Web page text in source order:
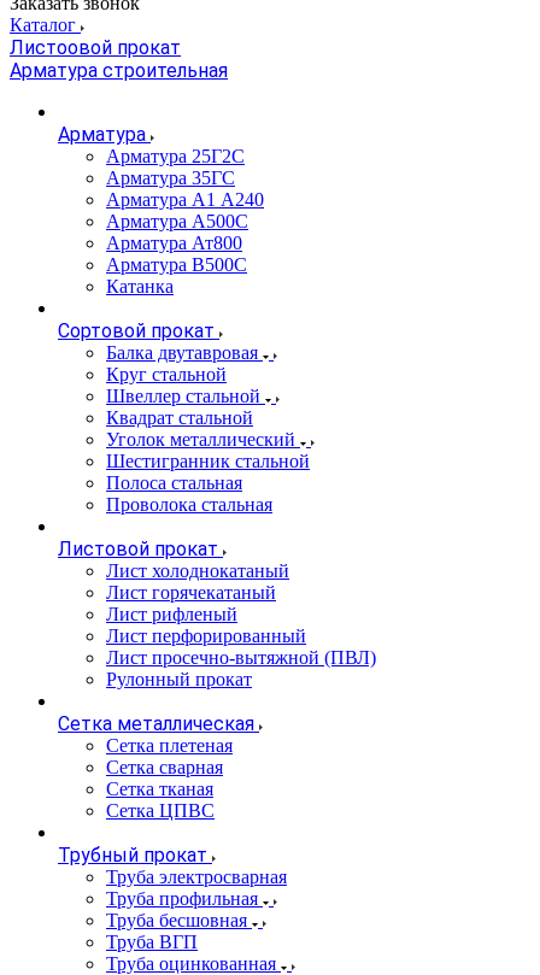
Каталог
Листоовой прокат
Арматура строительная
Арматура
Арматура 25Г2С
Арматура 35ГС
Арматура А1 А240
Арматура А500С
Арматура Ат800
Арматура В500С
Катанка
Сортовой прокат
Балка двутавровая
Круг стальной
Швеллер стальной
Квадрат стальной
Уголок металлический
Шестигранник стальной
Полоса стальная
Проволока стальная
Листовой прокат
Лист холоднокатаный
Лист горячекатаный
Лист рифленый
Лист перфорированный
Лист просечно-вытяжной (ПВЛ)
Рулонный прокат
Сетка металлическая
Сетка плетеная
Сетка сварная
Сетка тканая
Сетка ЦПВС
Трубный прокат
Труба электросварная
Труба профильная
Труба бесшовная
Труба ВГП
Труба оцинкованная